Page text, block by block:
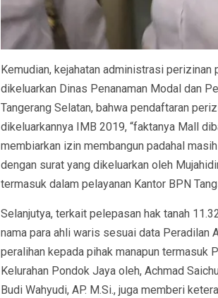
Kemudian, kejahatan administrasi
dikeluarkan Dinas Penanaman Modal dan
Tangerang Selatan, bahwa pendaftaran
dikeluarkannya IMB 2019, “faktanya Mall
membiarkan izin membangun padahal
dengan surat yang dikeluarkan oleh
termasuk dalam pelayanan Kantor BPN
Selanjutya, terkait pelepasan hak tanah
nama para ahli waris sesuai data Peradilan
peralihan kepada pihak manapun termasuk
Kelurahan Pondok Jaya oleh, Achmad
Budi Wahyudi, AP. M.Si., juga memberi